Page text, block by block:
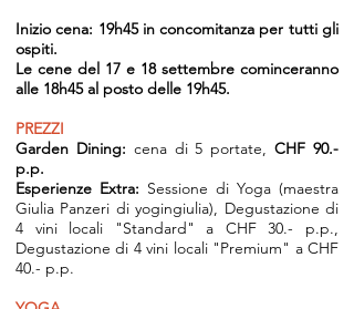
Inizio cena: 19h45 in concomitanza per tutti gli
ospiti.
Le cene del 17 e 18 settembre cominceranno
alle 18h45 al posto delle 19h45.
PREZZI
Garden Dining: cena di 5 portate,CHF 90.-
p.p.
Esperienze Extra: Sessione di Yoga (maestra
Giulia Panzeri di yogingiulia), Degustazione di
4 vini locali "Standard" a CHF 30.- p.p.,
Degustazione di 4 vini locali "Premium" a CHF
40.- p.p.